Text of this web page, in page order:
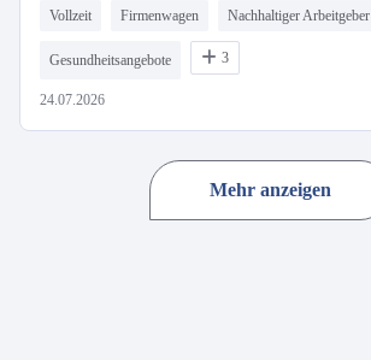
Vollzeit Firmenwagen Nachhaltiger Arbeitgeber
Gesundheitsangebote 3
24.07.2026
Mehr anzeigen